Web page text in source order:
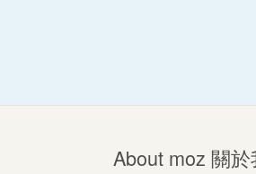
About moz 關